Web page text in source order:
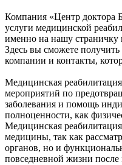
Компания «Центр доктора
услуги медицинской
именно на нашу страничку
Здесь вы сможете
компании и контакты,
Медицинская
мероприятий по
заболевания и помощь
полноценности, как
Медицинская
медицины, так как
органов, но и
повседневной жизни